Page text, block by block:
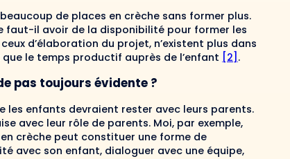
de places en crèche sans former plus.
faut-il avoir de la disponibilité pour former les
d’élaboration du projet, n’existent plus dans
le temps productif auprès de l’enfant [2] .
pas toujours évidente ?
les enfants devraient rester avec leurs pa­rents.
avec leur rôle de parents. Moi, par exemple,
crèche peut constituer une forme de
avec son enfant, dialoguer avec une équipe,